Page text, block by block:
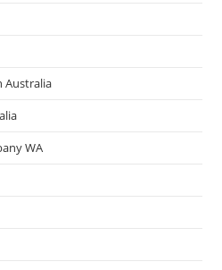
Australia
WA